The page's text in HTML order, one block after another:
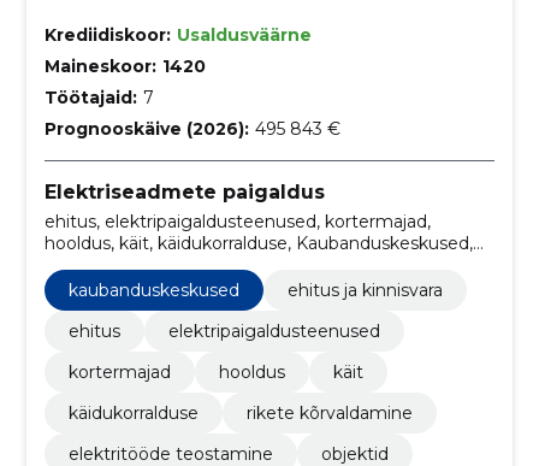
Krediidiskoor: Usaldusväärne
Maineskoor: 1420
Töötajaid: 7
Prognooskäive (2026): 495 843 €
Elektriseadmete paigaldus
ehitus, elektripaigaldusteenused, kortermajad,
hooldus, käit, käidukorralduse, Kaubanduskeskused,
rikete kõrvaldamine, elektritööde teostamine,
objektid
kaubanduskeskused
ehitus ja kinnisvara
ehitus
elektripaigaldusteenused
kortermajad
hooldus
käit
käidukorralduse
rikete kõrvaldamine
elektritööde teostamine
objektid